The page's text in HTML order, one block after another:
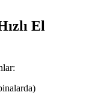
El